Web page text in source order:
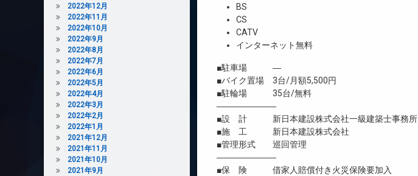
BS
CS
CATV
インターネット無料
■駐車場 ―
■バイク置場 3台/月額5,500円
■駐輪場 35台/無料
―――――――
■設 計 新日本建設株式会社一級建築士事務所
■施 工 新日本建設株式会社
■管理形式 巡回管理
―――――――
■保 険 借家人賠償付き火災保険要加入
2022年12月
2022年11月
2022年10月
2022年9月
2022年8月
2022年7月
2022年6月
2022年5月
2022年4月
2022年3月
2022年2月
2022年1月
2021年12月
2021年11月
2021年10月
2021年9月